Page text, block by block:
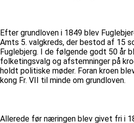
Efter grundloven i 1849 blev
Amts 5. valgkreds, der bestod af 15
Fuglebjerg. I de følgende godt 50 år
folketingsvalg og afstemninger på
holdt politiske møder. Foran kroen
kong Fr. VII til minde om grundloven.
Allerede før næringen blev givet fri i